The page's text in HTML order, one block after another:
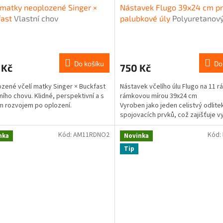
neoplozené Singer ×
Vlastní chov
Do košíku
včelí matky Singer × Buckfast
chovu. Klidné, perspektivní a s
rozvojem po oplození.
Nástavek Flugo 39x24 cm
palubkové úly
750 Kč
Nástavek včelího úlu Flugo na 11
rámkovou mírou 39x24 cm
Vyroben jako jeden celistvý
spojovacích prvků, což zajišťuje
pevnost a odolnost. Díky tloušťce
30 mm do 55 mm poskytuje
tepelně-izolační vlastnosti,
14–24 cm dřeva.
Kód: AM11RDNO2
Novinka
Tip
Kód: